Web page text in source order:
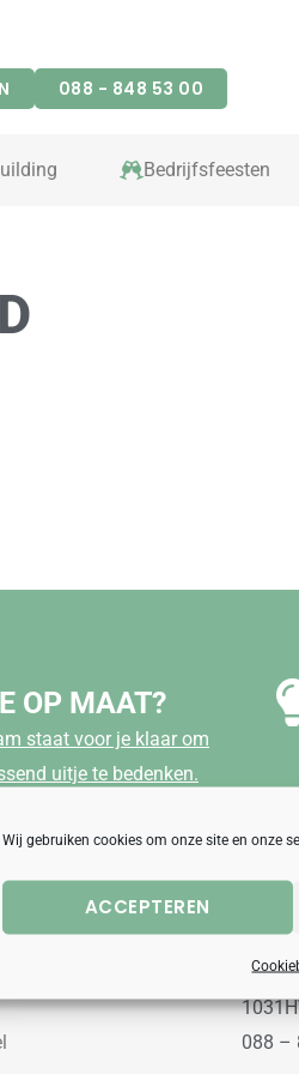
Wij gebruiken cookies om onze site en onze
ACCEPTEREN
088 - 848 53 00
Bedrijfsfeesten
OP MAAT?
staat voor je klaar om
uitje te bedenken.
aanbod
088 –